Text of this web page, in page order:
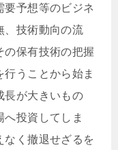
要予想等のビジネ
、技術動向の流
の保有技術の把握
うことから始ま
長が大きいもの
投資してしま
なく撤退せざるを